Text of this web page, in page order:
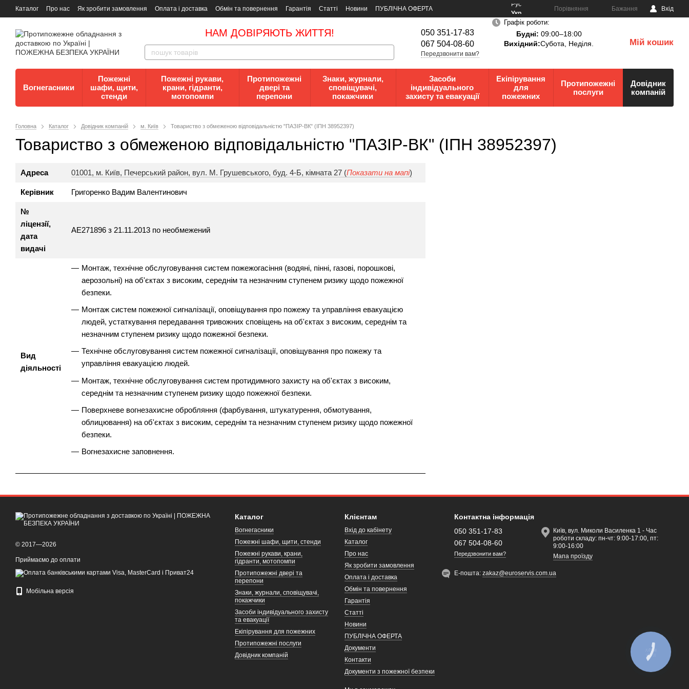
Каталог Про нас Як зробити замовлення Оплата і доставка Обмін та повернення Гарантія Статті Новини
ПУБЛІЧНА ОФЕРТА
Документи
Контакти Документи з пожежної безпеки
Рус
Укр
Порівняння Бажання Вхід
НАМ ДОВІРЯЮТЬ ЖИТТЯ!
050 351-17-83
067 504-08-60
Передзвонити вам?
Графік роботи:
Будні: 09:00–18:00
Вихідний:Субота, Неділя. Мій кошик
Вогнегасники
Пожежні
шафи, щити,
стенди
Пожежні рукави,
крани, гідранти,
мотопомпи
Протипожежні
двері та
перепони
Знаки, журнали,
сповіщувачі,
покажчики
Засоби
індивідуального
захисту та евакуації
Екіпірування
для
пожежних
Протипожежні
послуги
Довідник
компаній
Головна Каталог Довідник компаній м. Київ Toвapиcтвo з oбмeжeнoю вiдпoвiдaльнicтю "ПАЗІР-ВК" (ІПН 38952397)
Toвapиcтвo з oбмeжeнoю вiдпoвiдaльнicтю "ПАЗІР-ВК" (ІПН 38952397)
Адреса 01001, м. Київ, Печерський район, вул. М. Грушевського, буд. 4-Б, кімната 27 (Показати на мапі)
Керівник Григоренко Вадим Валентинович
№
ліцензії,
дата
видачі
АЕ271896 з 21.11.2013 по необмежений
Вид
діяльності
Монтаж, технічне обслуговування систем пожежогасіння (водяні, пінні, газові, порошкові,
аерозольні) на об'єктах з високим, середнім та незначним ступенем ризику щодо пожежної
безпеки.
Монтаж систем пожежної сигналізації, оповіщування про пожежу та управління евакуацією
людей, устаткування передавання тривожних сповіщень на об'єктах з високим, середнім та
незначним ступенем ризику щодо пожежної безпеки.
Технічне обслуговування систем пожежної сигналізації, оповіщування про пожежу та
управління евакуацією людей.
Монтаж, технічне обслуговування систем протидимного захисту на об'єктах з високим,
середнім та незначним ступенем ризику щодо пожежної безпеки.
Поверхневе вогнезахисне обробляння (фарбування, штукатурення, обмотування,
облицювання) на об'єктах з високим, середнім та незначним ступенем ризику щодо пожежної
безпеки.
Вогнезахисне заповнення.
© 2017—2026
Приймаємо до оплати
Мобільна версія
Каталог
Вогнегасники
Пожежні шафи, щити, стенди
Пожежні рукави, крани,
гідранти, мотопомпи
Протипожежні двері та
перепони
Знаки, журнали, сповіщувачі,
покажчики
Засоби індивідуального захисту
та евакуації
Екіпірування для пожежних
Протипожежні послуги
Довідник компаній
Клієнтам
Вхід до кабінету
Каталог
Про нас
Як зробити замовлення
Оплата і доставка
Обмін та повернення
Гарантія
Статті
Новини
ПУБЛІЧНА ОФЕРТА
Документи
Контакти
Документи з пожежної безпеки
Контактна інформація
050 351-17-83
067 504-08-60
Передзвонити вам?
Київ, вул. Миколи Василенка 1 - Час
роботи складу: пн-чт: 9:00-17:00, пт:
9:00-16:00
Мапа проїзду
Е-пошта:zakaz@euroservis.com.ua
КНОПКА
ЗВ'ЯЗКУ